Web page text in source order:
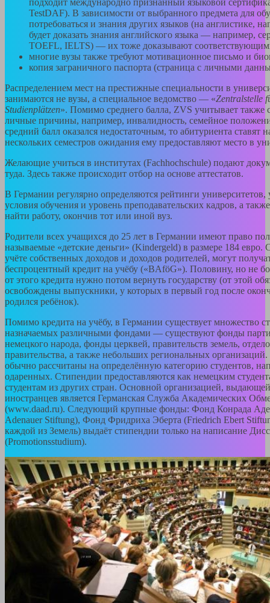
подходит международно признанный языковой
TestDAF). В зависимости от выбранного предмета для
потребоваться и знания других языков (на англистике,
будет доказать знания английского языка — например,
TOEFL, IELTS) — их тоже доказывают
многие вузы также требуют мотивационное письмо и
копия заграничного паспорта (страница с личными
Распределением мест на престижные специальности в
занимаются не вузы, а специальное ведомство — «Zentralstelle
Studienplätzen». Помимо среднего балла, ZVS учитывает также
личные причины, например, инвалидность, семейное
средний балл оказался недостаточным, то абитуриента ставят
нескольких семестров ожидания ему предоставляют место в
Желающие учиться в институтах (Fachhochschule) подают
туда. Здесь также происходит отбор на основе аттестатов.
В Германии регулярно определяются рейтинги
условия обучения и уровень преподавательских кадров, а
найти работу, окончив тот или иной вуз.
Родители всех учащихся до 25 лет в Германии имеют право
называемые «детские деньги» (Kindergeld) в размере 184 евро.
учёте собственных доходов и доходов родителей, могут
беспроцентный кредит на учёбу («BAföG»). Половину, но не
от этого кредита нужно потом вернуть государству (от этой
освобождены выпускники, у которых в первый год после
родился ребёнок).
Помимо кредита на учёбу, в Германии существует множество
назначаемых различными фондами — существуют фонды
немецкого народа, фонды церквей, правительств земель,
правительства, а также небольших региональных
обычно рассчитаны на определённую категорию студентов,
одаренных. Стипендии предоставляются как немецким
студентам из других стран. Основной организацией,
иностранцев является Германская Служба Академических
(www.daad.ru). Следующий крупные фонды: Фонд Конрада
Adenauer Stiftung), Фонд Фридриха Эберта (Friedrich Ebert
каждой из Земель) выдаёт стипендии только на написание
(Promotionsstudium).